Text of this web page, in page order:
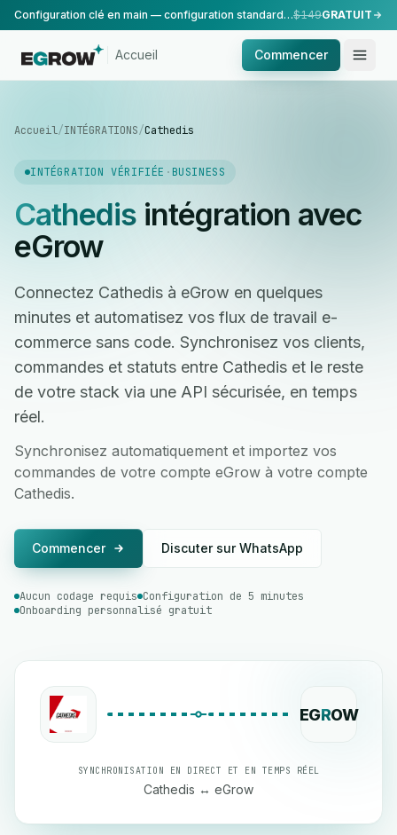
Configuration clé en main — configuration standard, réalisée par notre équipe.$149GRATUIT
Accueil Commencer
Accueil/INTÉGRATIONS/Cathedis
INTÉGRATION VÉRIFIÉE · BUSINESS
Cathedisintégration avec
eGrow
Connectez Cathedis à eGrow en quelques
minutes et automatisez vos flux de travail e-
commerce sans code. Synchronisez vos clients,
commandes et statuts entre Cathedis et le reste
de votre stack via une API sécurisée, en temps
réel.
Synchronisez automatiquement et importez vos
commandes de votre compte eGrow à votre compte
Cathedis.
Commencer Discuter sur WhatsApp
Aucun codage requis Configuration de 5 minutes
Onboarding personnalisé gratuit
EGROW
SYNCHRONISATION EN DIRECT ET EN TEMPS RÉEL
Cathedis ↔ eGrow